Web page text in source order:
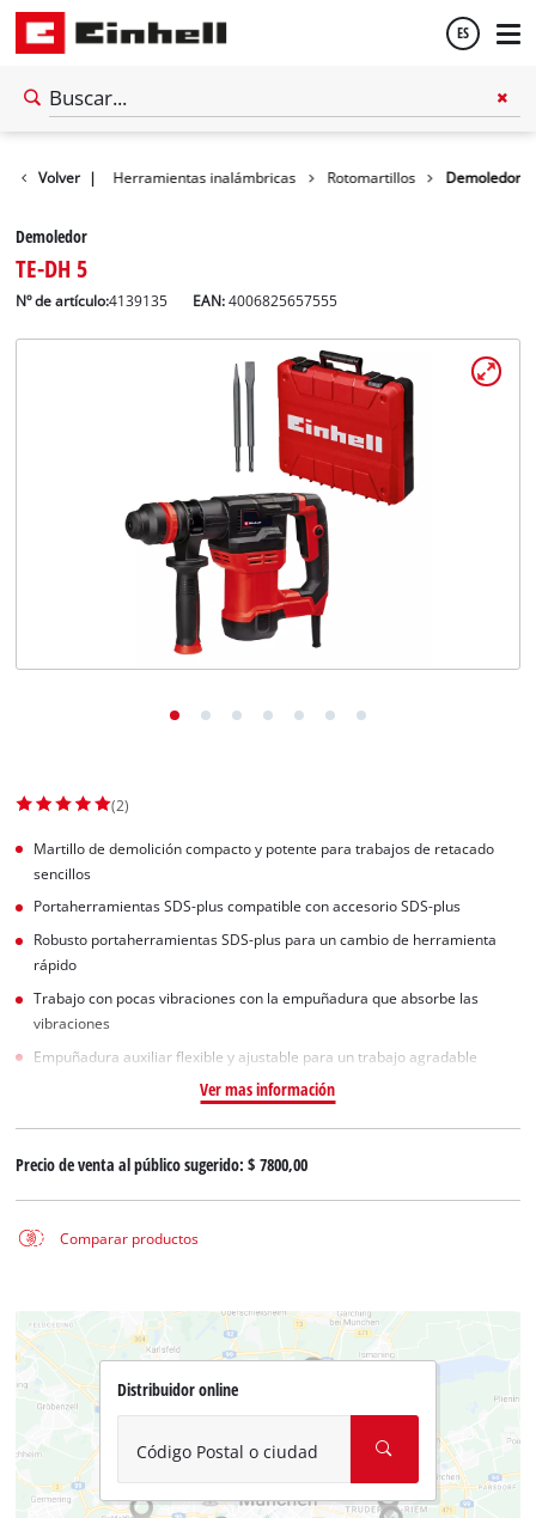
ES
Volver |
Taller Herramientas inalámbricas Rotomartillos Demoledor
Demoledor
TE-DH 5
Nº de artículo:4139135 EAN:4006825657555
(2)
Martillo de demolición compacto y potente para trabajos de retacado
sencillos
Portaherramientas SDS-plus compatible con accesorio SDS-plus
Robusto portaherramientas SDS-plus para un cambio de herramienta
rápido
Trabajo con pocas vibraciones con la empuñadura que absorbe las
vibraciones
Empuñadura auxiliar flexible y ajustable para un trabajo agradable
Ver mas información
Precio de venta al público sugerido:$ 7800,00
Comparar productos
Distribuidor online
Código Postal o ciudad